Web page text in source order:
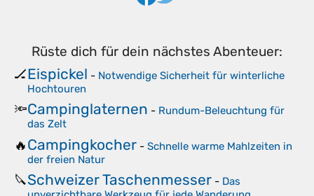
Rüste dich für dein nächstes Abenteuer:
🏒Eispickel - Notwendige Sicherheit für winterliche
Hochtouren
🔦Campinglaternen - Rundum-Beleuchtung für
das Zelt
🔥Campingkocher - Schnelle warme Mahlzeiten in
der freien Natur
🔪Schweizer Taschenmesser - Das